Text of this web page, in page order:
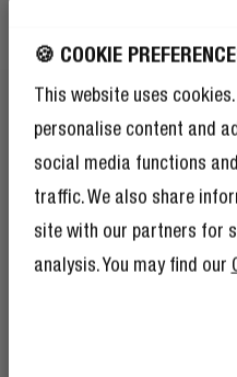
🍪 COOKIE
This website uses
personalise content and
social media functions
traffic. We also share
site with our partners for
analysis. You may find our
du erhältst mit den
weitere Größen von
perfekte Passform. So
energiegeladenen
bleiben.
ERHALTE